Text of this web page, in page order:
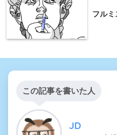
フルミ
この記事を書いた人
JD